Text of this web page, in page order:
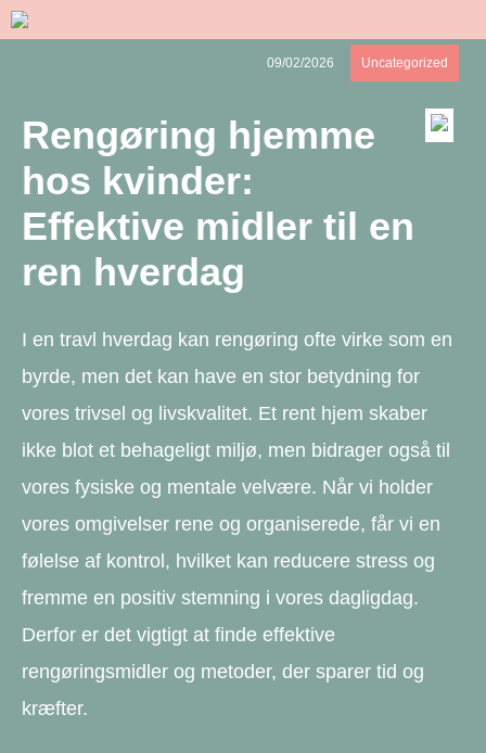
09/02/2026 Uncategorized
Rengøring hjemme
hos kvinder:
Effektive midler til en
ren hverdag
I en travl hverdag kan rengøring ofte virke som en
byrde, men det kan have en stor betydning for
vores trivsel og livskvalitet. Et rent hjem skaber
ikke blot et behageligt miljø, men bidrager også til
vores fysiske og mentale velvære. Når vi holder
vores omgivelser rene og organiserede, får vi en
følelse af kontrol, hvilket kan reducere stress og
fremme en positiv stemning i vores dagligdag.
Derfor er det vigtigt at finde effektive
rengøringsmidler og metoder, der sparer tid og
kræfter.